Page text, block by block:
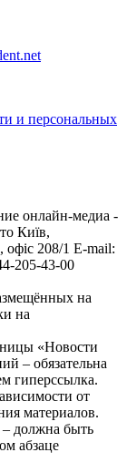
и персональных
онлайн-медиа -
Київ,
208/1 E-mail:
205-43-00
на
на
«Новости
– обязательна
гиперссылка.
от
материалов.
– должна быть
абзаце